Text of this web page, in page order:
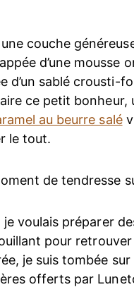
couche
d’une mousse
d’un sablé crousti-
ce petit bonheur,
au beurre salé
le tout.
de tendresse
je voulais préparer
pour
je suis tombée
offerts par